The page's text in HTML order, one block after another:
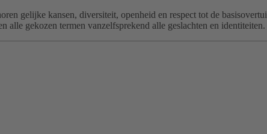
gelijke kansen, diversiteit, openheid en respect tot de
alle gekozen termen vanzelfsprekend alle geslachten en identiteiten.